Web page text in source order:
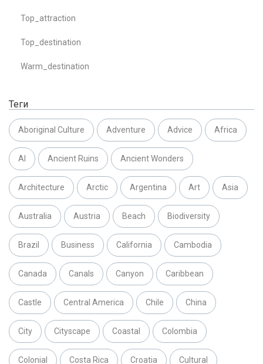
Top_attraction
Top_destination
Warm_destination
Теги
Aboriginal Culture Adventure Advice Africa
AI Ancient Ruins Ancient Wonders
Architecture Arctic Argentina Art Asia
Australia Austria Beach Biodiversity
Brazil Business California Cambodia
Canada Canals Canyon Caribbean
Castle Central America Chile China
City Cityscape Coastal Colombia
Colonial Costa Rica Croatia Cultural